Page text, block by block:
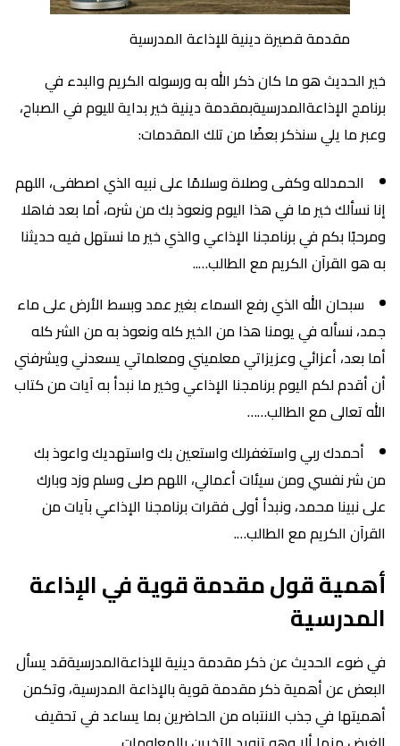
مقدمة قصيرة دينية للإذاعة المدرسية
خير الحديث هو ما كان ذكر الله به ورسوله الكريم والبدء في
برنامج الإذاعةالمدرسيةبمقدمة دينية خير بداية لليوم في الصباح،
وعبر ما يلي سنذكر بعضًا من تلك المقدمات:
الحمدلله وكفى وصلاة وسلامًا على نبيه الذي اصطفى، اللهم
إنا نسألك خير ما في هذا اليوم ونعوذ بك من شره، أما بعد فاهلا
ومرحبًا بكم في برنامجنا الإذاعي والذي خير ما نستهل فيه حديثنا
به هو القرآن الكريم مع الطالب…..
سبحان الله الذي رفع السماء بغير عمد وبسط الأرض على ماء
جمد، نسأله في يومنا هذا من الخير كله ونعوذ به من الشر كله
أما بعد، أعزائي وعزيزاتي معلميني ومعلماتي يسعدني ويشرفني
أن أقدم لكم اليوم برنامجنا الإذاعي وخير ما نبدأ به آيات من كتاب
الله تعالى مع الطالب……
أحمدك ربي واستغفرلك واستعين بك واستهديك واعوذ بك
من شر نفسي ومن سيئات أعمالي، اللهم صلى وسلم وزد وبارك
على نبينا محمد، ونبدأ أولى فقرات برنامجنا الإذاعي بآيات من
القرآن الكريم مع الطالب….
أهمية قول مقدمة قوية في الإذاعة
المدرسية
في ضوء الحديث عن ذكر مقدمة دينية للإذاعةالمدرسيةقد يسأل
البعض عن أهمية ذكر مقدمة قوية بالإذاعة المدرسية، وتكمن
أهميتها في جذب الانتباه من الحاضرين بما يساعد في تحقيف